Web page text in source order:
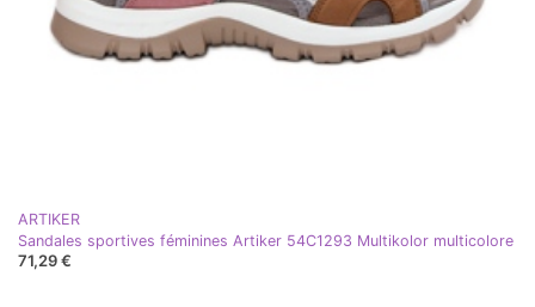
ARTIKER
Sandales sportives féminines Artiker 54C1293 Multikolor multicolore
71,29 €